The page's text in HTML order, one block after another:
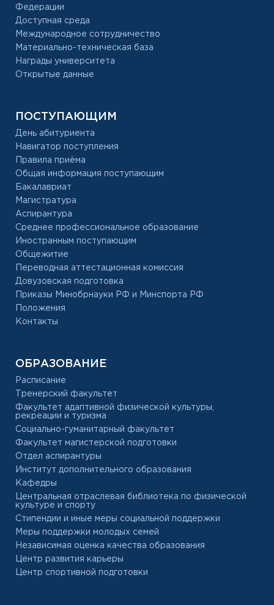
Федерации
Доступная среда
Международное сотрудничество
Материально-техническая база
Награды университета
Открытые данные
ПОСТУПАЮЩИМ
День абитуриента
Навигатор поступления
Правила приёма
Общая информация поступающим
Бакалавриат
Магистратура
Аспирантура
Среднее профессиональное образование
Иностранным поступающим
Общежитие
Переводная аттестационная комиссия
Довузовская подготовка
Приказы Минобрнауки РФ и Минспорта РФ
Положения
Контакты
ОБРАЗОВАНИЕ
Расписание
Тренерский факультет
Факультет адаптивной физической культуры,
рекреации и туризма
Социально-гуманитарный факультет
Факультет магистерской подготовки
Отдел аспирантуры
Институт дополнительного образования
Кафедры
Центральная отраслевая библиотека по физической
культуре и спорту
Стипендии и иные меры социальной поддержки
Меры поддержки молодых семей
Независимая оценка качества образования
Центр развития карьеры
Центр спортивной подготовки